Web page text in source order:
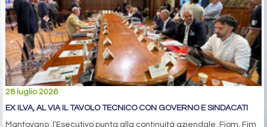
28 luglio 2026
EX ILVA, AL VIA IL TAVOLO TECNICO CON GOVERNO E SINDACATI
Mantovano: l’Esecutivo punta alla continuità aziendale. Fiom, Fim